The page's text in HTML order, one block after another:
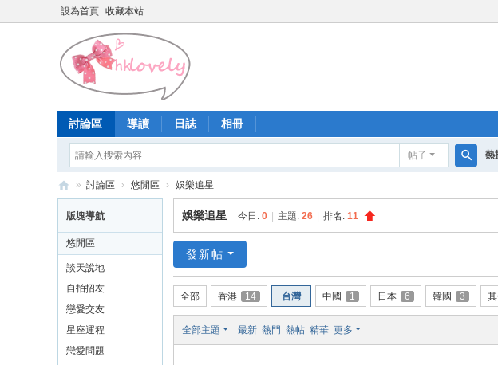
設為首頁 收藏本站
討論區 導讀 日誌 相冊
帖子
索
熱
港
少
壇
» 討論區 › 悠閒區 › 娛樂追星
版塊導航
悠閒區
談天說地
自拍招友
戀愛交友
星座運程
戀愛問題
娛樂追星 今日: 0 主題: 26 排名: 11
發新帖
全部 香港 14 台灣 中國 1 日本 6 韓國 3
全部主題 最新 熱門 熱帖 精華 更多